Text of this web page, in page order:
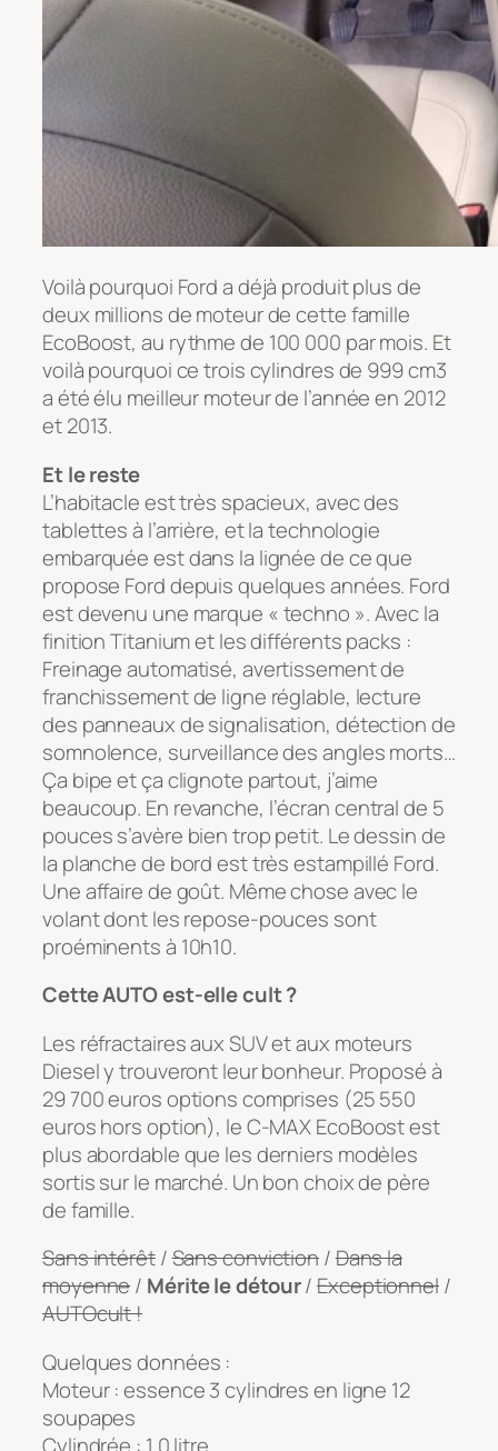
Voilà pourquoi Ford a déjà produit plus de
deux millions de moteur de cette famille
EcoBoost, au rythme de 100 000 par mois. Et
voilà pourquoi ce trois cylindres de 999 cm3
a été élu meilleur moteur de l’année en 2012
et 2013.
Et le reste
L’habitacle est très spacieux, avec des
tablettes à l’arrière, et la technologie
embarquée est dans la lignée de ce que
propose Ford depuis quelques années. Ford
est devenu une marque « techno ». Avec la
finition Titanium et les différents packs :
Freinage automatisé, avertissement de
franchissement de ligne réglable, lecture
des panneaux de signalisation, détection de
somnolence, surveillance des angles morts…
Ça bipe et ça clignote partout, j’aime
beaucoup. En revanche, l’écran central de 5
pouces s’avère bien trop petit. Le dessin de
la planche de bord est très estampillé Ford.
Une affaire de goût. Même chose avec le
volant dont les repose-pouces sont
proéminents à 10h10.
Cette AUTO est-elle cult ?
Les réfractaires aux SUV et aux moteurs
Diesel y trouveront leur bonheur. Proposé à
29 700 euros options comprises (25 550
euros hors option), le C-MAX EcoBoost est
plus abordable que les derniers modèles
sortis sur le marché. Un bon choix de père
de famille.
Sans intérêt/Sans conviction/Dans la
moyenne/ Mérite le détour/Exceptionnel/
AUTOcult !
Quelques données :
Moteur : essence 3 cylindres en ligne 12
soupapes